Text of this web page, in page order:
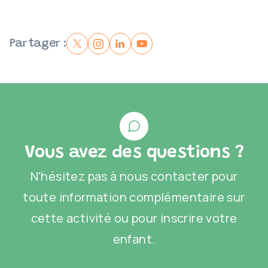
Partager :
Vous avez des questions ?
N'hésitez pas à nous contacter pour
toute information complémentaire sur
cette activité ou pour inscrire votre
enfant.